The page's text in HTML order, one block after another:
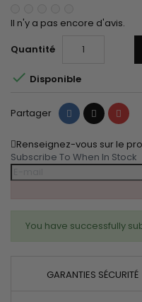
Il n'y a pas encore d'avis.
Quantité
 Disponible
Partager PartagerTweet
Renseignez-vous sur le
Subscribe To When In Stock
You have successfully
GARANTIES SÉCURITÉ